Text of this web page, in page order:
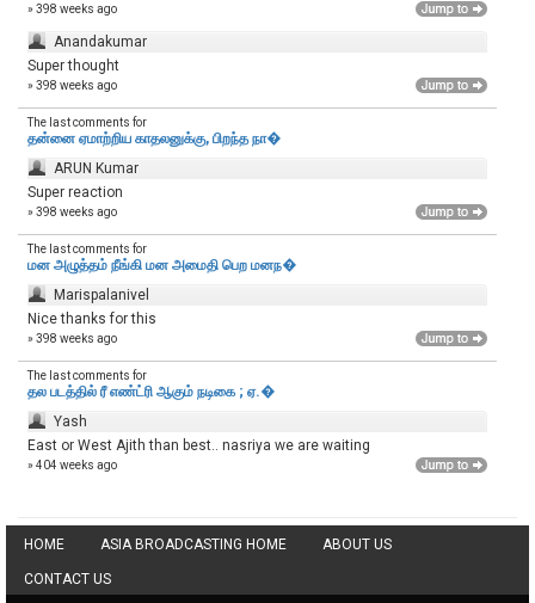
» 398 weeks ago
Anandakumar
Super thought
» 398 weeks ago
The last comments for
தன்னை ஏமாற்றிய காதலனுக்கு, பிறந்த நா�
ARUN Kumar
Super reaction
» 398 weeks ago
The last comments for
மன அழுத்தம் நீங்கி மன அமைதி பெற‌ மனந�
Marispalanivel
Nice thanks for this
» 398 weeks ago
The last comments for
தல படத்தில் ரீ எண்ட்ரி ஆகும் நடிகை ; ஏ.�
Yash
East or West Ajith than best.. nasriya we are waiting
» 404 weeks ago
HOME ASIA BROADCASTING HOME ABOUT US
CONTACT US